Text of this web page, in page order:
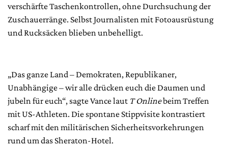
verschärfte Taschenkontrollen, ohne Durchsuchung der
Zuschauerränge. Selbst Journalisten mit Fotoausrüstung
und Rucksäcken blieben unbehelligt.
„Das ganze Land – Demokraten, Republikaner,
Unabhängige – wir alle drücken euch die Daumen und
jubeln für euch“, sagte Vance laut T Onlinebeim Treffen
mit US-Athleten. Die spontane Stippvisite kontrastiert
scharf mit den militärischen Sicherheitsvorkehrungen
rund um das Sheraton-Hotel.